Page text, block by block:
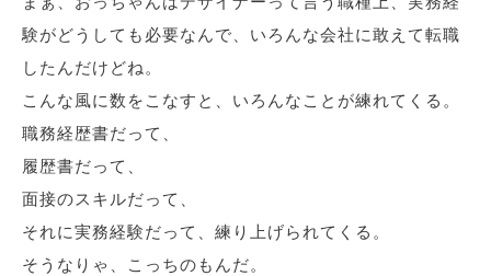
験がどうしても必要なんで、いろんな会社に敢えて転職
したんだけどね。
こんな風に数をこなすと、いろんなことが練れてくる。
職務経歴書だって、
履歴書だって、
面接のスキルだって、
それに実務経験だって、練り上げられてくる。
そうなりゃ、こっちのもんだ。